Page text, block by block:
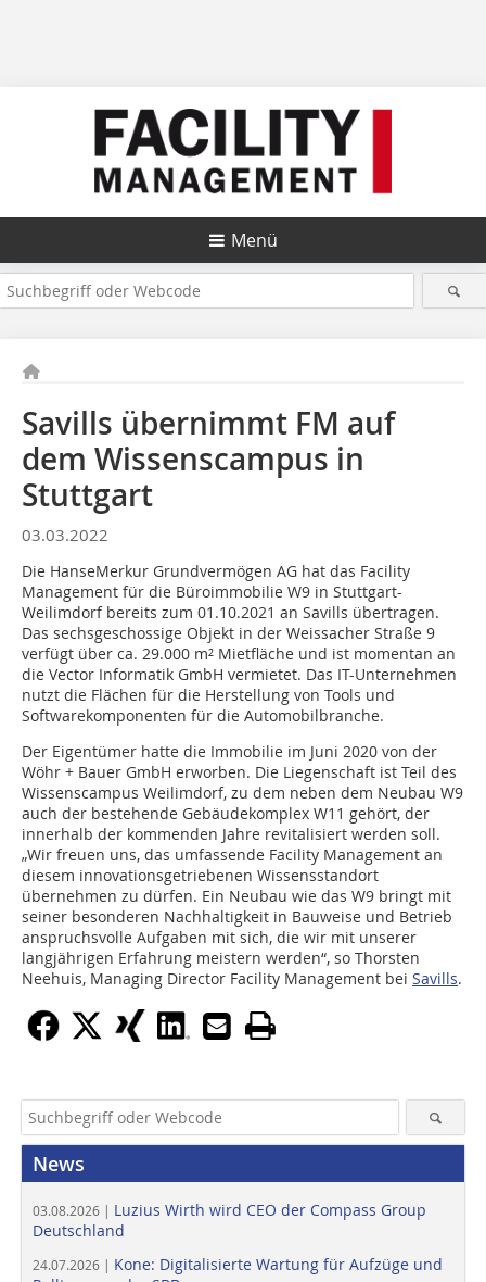
Menü
Savills übernimmt FM auf
dem Wissenscampus in
Stuttgart
03.03.2022
Die HanseMerkur Grundvermögen AG hat das Facility
Management für die Büroimmobilie W9 in Stuttgart-
Weilimdorf bereits zum 01.10.2021 an Savills übertragen.
Das sechsgeschossige Objekt in der Weissacher Straße 9
verfügt über ca. 29.000 m² Mietfläche und ist momentan an
die Vector Informatik GmbH vermietet. Das IT-Unternehmen
nutzt die Flächen für die Herstellung von Tools und
Softwarekomponenten für die Automobilbranche.
Der Eigentümer hatte die Immobilie im Juni 2020 von der
Wöhr + Bauer GmbH erworben. Die Liegenschaft ist Teil des
Wissenscampus Weilimdorf, zu dem neben dem Neubau W9
auch der bestehende Gebäudekomplex W11 gehört, der
innerhalb der kommenden Jahre revitalisiert werden soll.
„Wir freuen uns, das umfassende Facility Management an
diesem innovationsgetriebenen Wissensstandort
übernehmen zu dürfen. Ein Neubau wie das W9 bringt mit
seiner besonderen Nachhaltigkeit in Bauweise und Betrieb
anspruchsvolle Aufgaben mit sich, die wir mit unserer
langjährigen Erfahrung meistern werden“, so Thorsten
Neehuis, Managing Director Facility Management bei Savills.
News
03.08.2026 | Luzius Wirth wird CEO der Compass Group
Deutschland
24.07.2026 | Kone: Digitalisierte Wartung für Aufzüge und